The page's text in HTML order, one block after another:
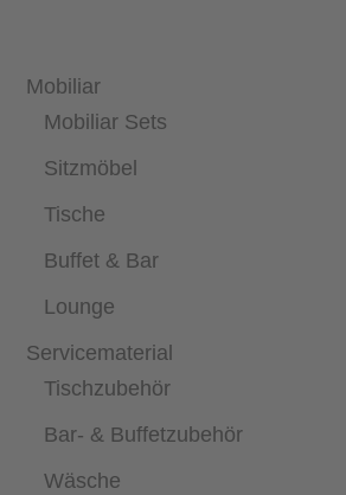
Mobiliar
Mobiliar Sets
Sitzmöbel
Tische
Buffet & Bar
Lounge
Servicematerial
Tischzubehör
Bar- & Buffetzubehör
Wäsche